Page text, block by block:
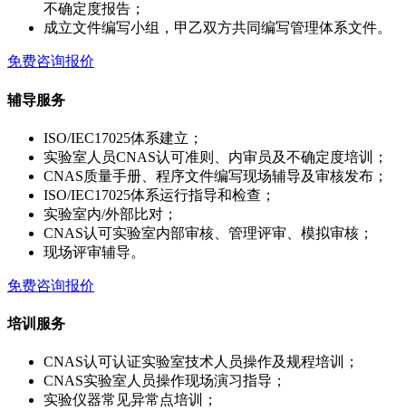
不确定度报告；
成立文件编写小组，甲乙双方共同编写管理体系文件。
免费咨询报价
辅导服务
ISO/IEC17025体系建立；
实验室人员CNAS认可准则、内审员及不确定度培训；
CNAS质量手册、程序文件编写现场辅导及审核发布；
ISO/IEC17025体系运行指导和检查；
实验室内/外部比对；
CNAS认可实验室内部审核、管理评审、模拟审核；
现场评审辅导。
免费咨询报价
培训服务
CNAS认可认证实验室技术人员操作及规程培训；
CNAS实验室人员操作现场演习指导；
实验仪器常见异常点培训；